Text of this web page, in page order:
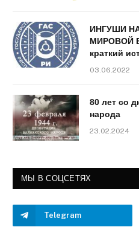
ИНГУШИ
МИРОВОЙ
краткий
03.06.2022
80 лет со
народа
23.02.2024
МЫ В СОЦСЕТЯХ
Telegram